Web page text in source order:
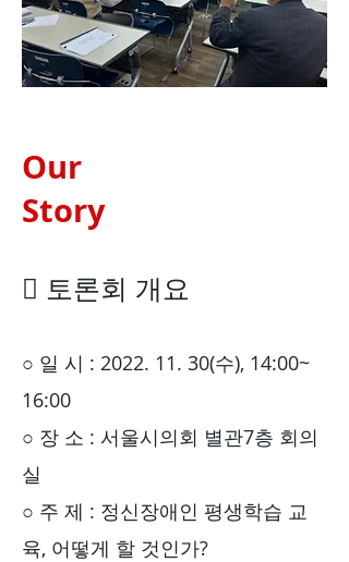
Our
Story
󰏚 토론회 개요
○ 일 시 : 2022. 11. 30(수), 14:00~
16:00
○ 장 소 : 서울시의회 별관7층 회의
실
○ 주 제 : 정신장애인 평생학습 교
육, 어떻게 할 것인가?